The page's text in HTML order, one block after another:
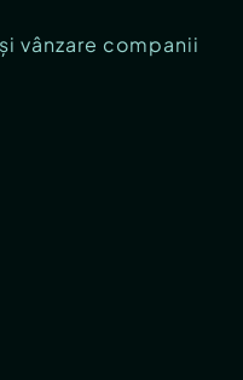
vânzare companii